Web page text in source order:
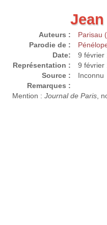
Auteurs :
Parisau
Parodie de :
Date:
9 février
Représentation :
9
Source :
Inconnu
Remarques :
Mention :Journal de Paris ,